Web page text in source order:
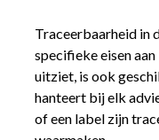
Traceerbaarheid in
specifieke eisen
uitziet, is ook
hanteert bij elk
of een label zijn